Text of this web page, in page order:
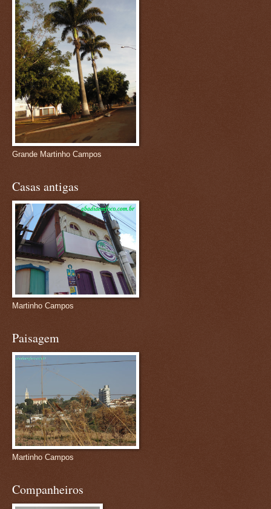
Grande Martinho Campos
Casas antigas
Martinho Campos
Paisagem
Martinho Campos
Companheiros